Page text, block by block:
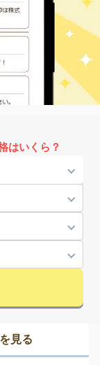
はいくら？
見る